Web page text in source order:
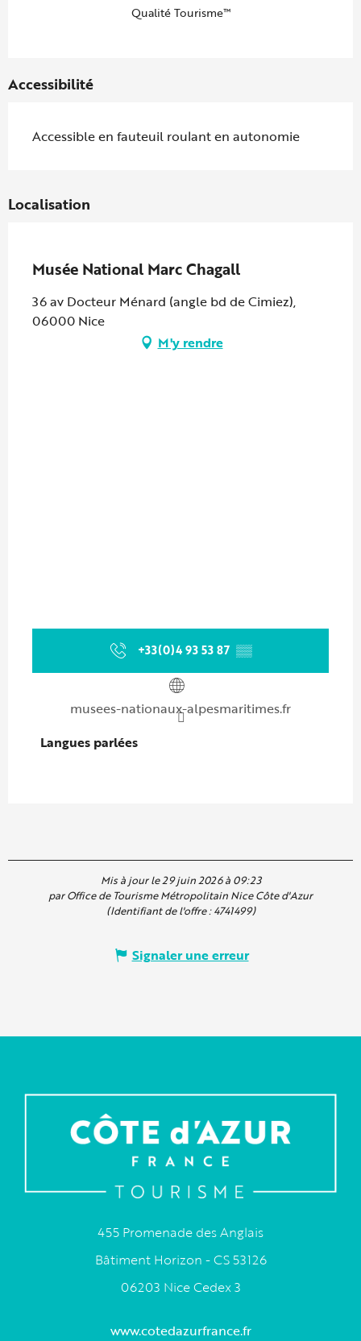
Qualité Tourisme™
Accessibilité
Accessible en fauteuil roulant en autonomie
Localisation
Musée National Marc Chagall
36 av Docteur Ménard (angle bd de Cimiez),
06000 Nice
M'y rendre
+33(0)4 93 53 87 ▒▒
musees-nationaux-alpesmaritimes.fr
Langues parlées
Langues parlées
Mis à jour le 29 juin 2026 à 09:23
par Office de Tourisme Métropolitain Nice Côte d'Azur
(Identifiant de l'offre :4741499)
Signaler une erreur
455 Promenade des Anglais
Bâtiment Horizon - CS 53126
06203 Nice Cedex 3
www.cotedazurfrance.fr